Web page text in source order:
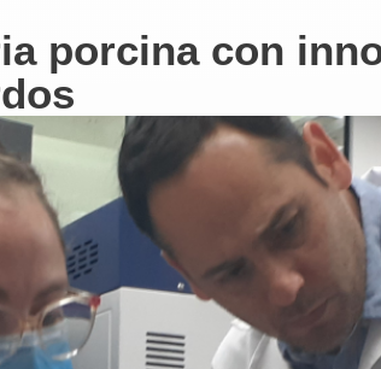
porcina con